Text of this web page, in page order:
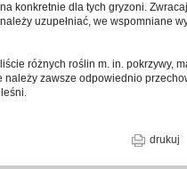
konkretnie dla tych gryzoni.
uzupełniać, we wspomniane
różnych roślin m. in. pokrzywy,
należy zawsze odpowiednio
drukuj